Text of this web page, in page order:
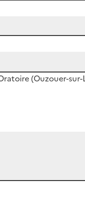
(Ouzouer-sur-